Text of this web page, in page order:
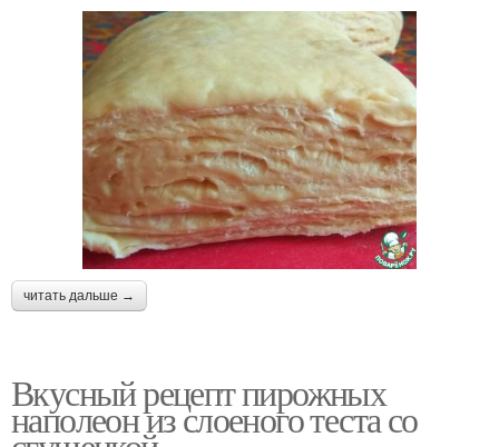
читать дальше →
Вкусный рецепт пирожных
наполеон из слоеного теста со